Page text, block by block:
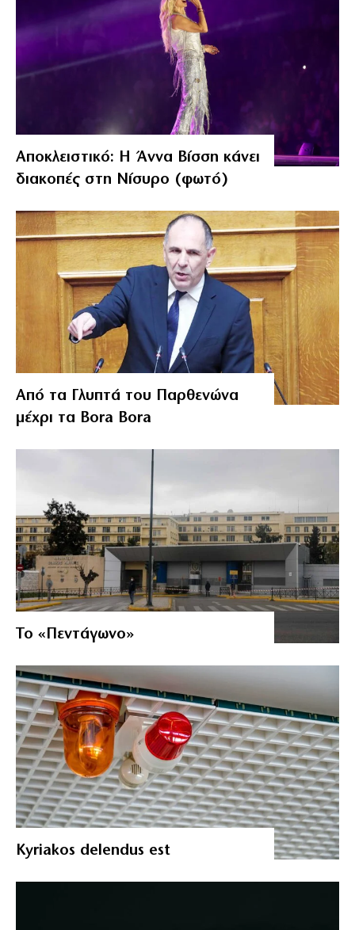
Αποκλειστικό: Η Άννα Βίσση κάνει
διακοπές στη Νίσυρο (φωτό)
Από τα Γλυπτά του Παρθενώνα
μέχρι τα Bora Bora
Το «Πεντάγωνο»
Kyriakos delendus est